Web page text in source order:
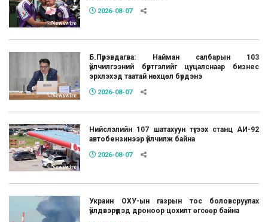
2026-08-07
Б.Пүрэвдагва: Найман салбарын 103
үйлчилгээний бүртгэлийг цуцалснаар бизнес
эрхлэхэд таатай нөхцөл бүрдэнэ
2026-08-07
Нийслэлийн 107 шатахуун түгээх станц АИ-92
автобензинээр үйлчилж байна
2026-08-07
Украин ОХУ-ын газрын тос боловсруулах
үйлдвэрүүдэд дроноор цохилт өгсөөр байна